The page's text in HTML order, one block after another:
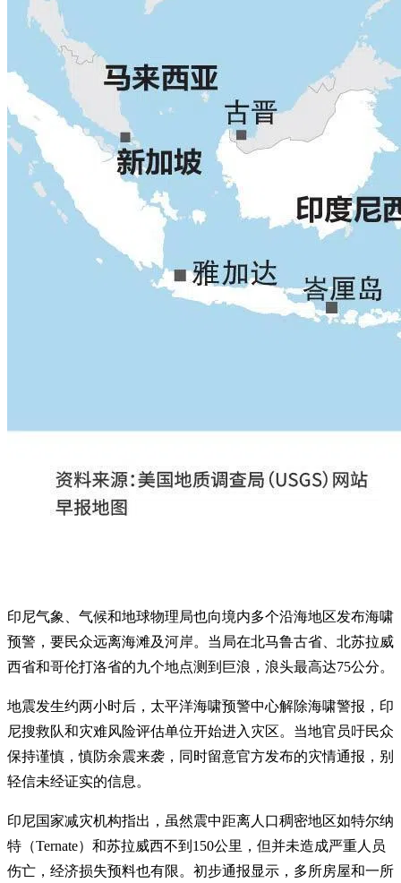
印尼气象、气候和地球物理局也向境内多个沿海地区发布海啸
预警，要民众远离海滩及河岸。当局在北马鲁古省、北苏拉威
西省和哥伦打洛省的九个地点测到巨浪，浪头最高达75公分。
地震发生约两小时后，太平洋海啸预警中心解除海啸警报，印
尼搜救队和灾难风险评估单位开始进入灾区。当地官员吁民众
保持谨慎，慎防余震来袭，同时留意官方发布的灾情通报，别
轻信未经证实的信息。
印尼国家减灾机构指出，虽然震中距离人口稠密地区如特尔纳
特（Ternate）和苏拉威西不到150公里，但并未造成严重人员
伤亡，经济损失预料也有限。初步通报显示，多所房屋和一所